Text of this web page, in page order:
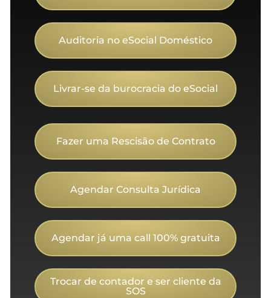
Auditoria no eSocial Doméstico
Livrar-se da burocracia do eSocial
Fazer uma Rescisão de Contrato
Agendar Consulta Jurídica
Agendar já uma call 100% gratuita
Trocar de contador e ser cliente da
SOS